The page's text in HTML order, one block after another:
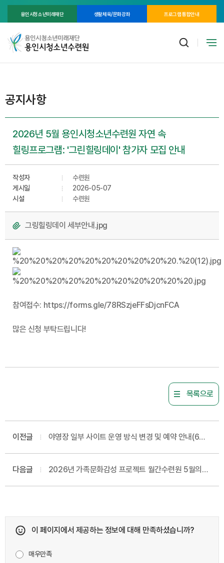
용인시청소년미래재단 생활체육/문화강좌 프로그램 통합안내
공지사항
2026년 5월 용인시청소년수련원 자연 속
힐링프로그램: '그린힐링데이' 참가자 모집 안내
작성자
수련원
게시일
2026-05-07
시설
수련원
그링힐링데이 세부안내.jpg
참여접수: https://forms.gle/78RSzjeFFsDjcnFCA
많은 신청 부탁드립니다!
목록으로
이전글
야영장 일부 사이트 운영 방식 변경 및 예약 안내(6월
다음글
2026년 가족문화감성 프로젝트 월간수련원 5월의
이 페이지에서 제공하는 정보에 대해 만족하셨습니까?
매우만족